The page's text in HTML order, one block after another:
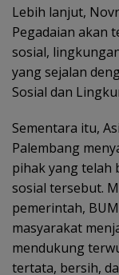
Lebih lanjut,
Pegadaian akan
sosial,
yang sejalan
Sosial dan
Sementara itu,
Palembang
pihak yang telah
sosial tersebut.
pemerintah,
masyarakat
mendukung
tertata, bersih,